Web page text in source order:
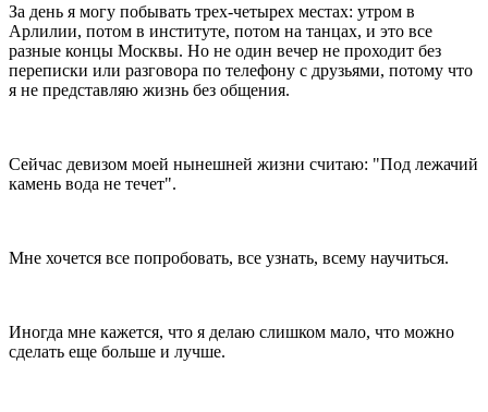
За день я могу побывать трех-четырех местах: утром в
Арлилии, потом в институте, потом на танцах, и это все
разные концы Москвы. Но не один вечер не проходит без
переписки или разговора по телефону с друзьями, потому что
я не представляю жизнь без общения.
Сейчас девизом моей нынешней жизни считаю: "Под лежачий
камень вода не течет".
Мне хочется все попробовать, все узнать, всему научиться.
Иногда мне кажется, что я делаю слишком мало, что можно
сделать еще больше и лучше.